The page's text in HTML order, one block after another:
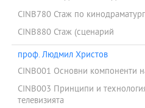
CINB780 Стаж по
CINB880 Стаж (сценарий
проф. Людмил Христов
CINB001 Основни компоненти
CINB003 Принципи и
телевизията